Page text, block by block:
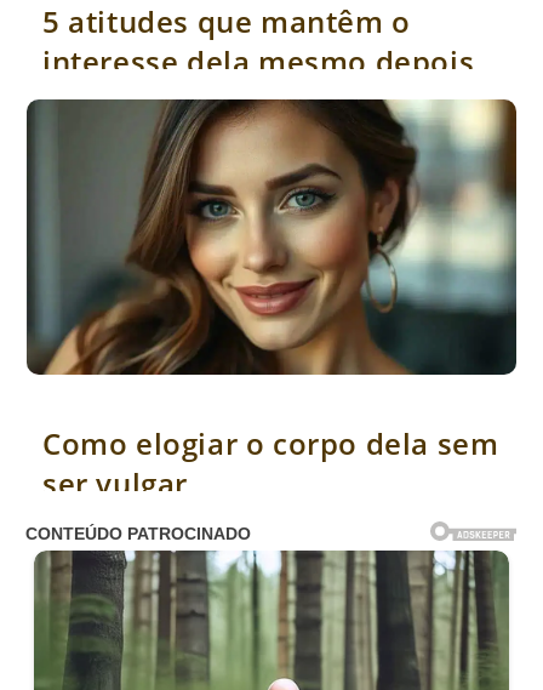
5 atitudes que mantêm o
interesse dela mesmo depois
da conquista
Como elogiar o corpo dela sem
ser vulgar